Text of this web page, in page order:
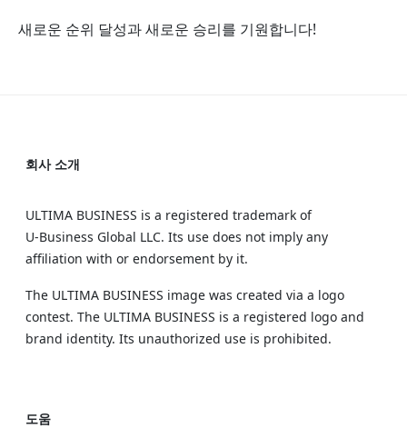
새로운 순위 달성과 새로운 승리를 기원합니다!
회사 소개
ULTIMA BUSINESS is a registered trademark of
U‑Business Global LLC. Its use does not imply any
affiliation with or endorsement by it.
The ULTIMA BUSINESS image was created via a logo
contest. The ULTIMA BUSINESS is a registered logo and
brand identity. Its unauthorized use is prohibited.
도움